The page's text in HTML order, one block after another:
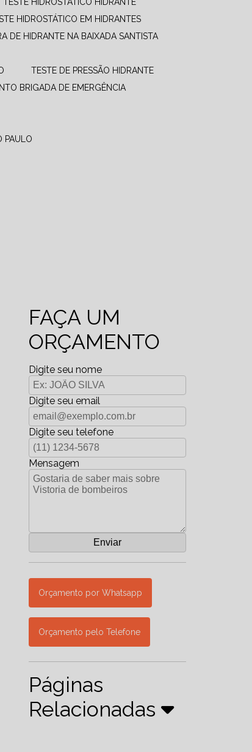
HIDROSTÁTICO EM HIDRANTES
DE HIDRANTE NA BAIXADA SANTISTA
TESTE DE PRESSÃO HIDRANTE
BRIGADA DE EMERGÊNCIA
PAULO
FAÇA UM
ORÇAMENTO
Digite seu nome
Digite seu email
Digite seu telefone
Mensagem
Orçamento por Whatsapp
Orçamento pelo Telefone
Páginas
Relacionadas